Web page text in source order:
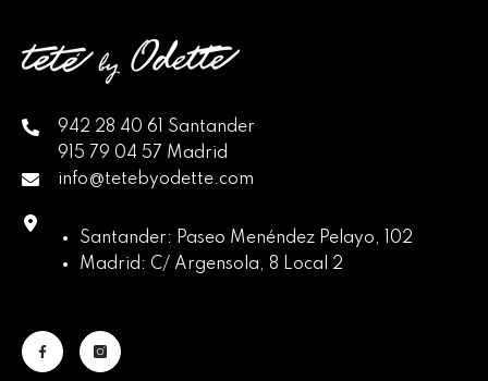
942 28 40 61 Santander
915 79 04 57 Madrid
info@tetebyodette.com
Santander: Paseo Menéndez Pelayo, 102
Madrid: C/ Argensola, 8 Local 2